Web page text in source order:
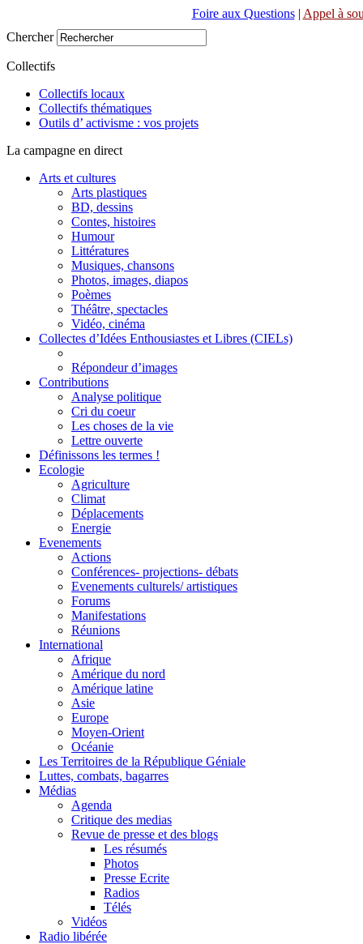
Foire aux Questions| Appel à
Chercher
Collectifs
Collectifs locaux
Collectifs thématiques
Outils d’ activisme : vos projets
La campagne en direct
Arts et cultures
Arts plastiques
BD, dessins
Contes, histoires
Humour
Littératures
Musiques, chansons
Photos, images, diapos
Poèmes
Théâtre, spectacles
Vidéo, cinéma
Collectes d’Idées Enthousiastes et Libres (CIELs)
Répondeur d’images
Contributions
Analyse politique
Cri du coeur
Les choses de la vie
Lettre ouverte
Définissons les termes !
Ecologie
Agriculture
Climat
Déplacements
Energie
Evenements
Actions
Conférences- projections- débats
Evenements culturels/ artistiques
Forums
Manifestations
Réunions
International
Afrique
Amérique du nord
Amérique latine
Asie
Europe
Moyen-Orient
Océanie
Les Territoires de la République Géniale
Luttes, combats, bagarres
Médias
Agenda
Critique des medias
Revue de presse et des blogs
Les résumés
Photos
Presse Ecrite
Radios
Télés
Vidéos
Radio libérée